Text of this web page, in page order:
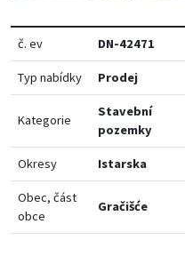
č. ev DN-42471
Typ nabídky Prodej
Kategorie
Stavební
pozemky
Okresy Istarska
Obec, část
obce
Gračišće